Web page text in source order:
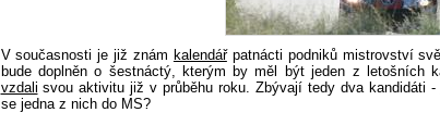
V současnosti je již znám kalendářpatnácti podniků mistrovství
bude doplněn o šestnáctý, kterým by měl být jeden z letošních
vzdali svou aktivitu již v průběhu roku. Zbývají tedy dva kandidáti -
se jedna z nich do MS?